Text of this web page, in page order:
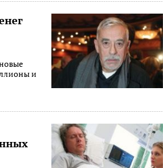
и